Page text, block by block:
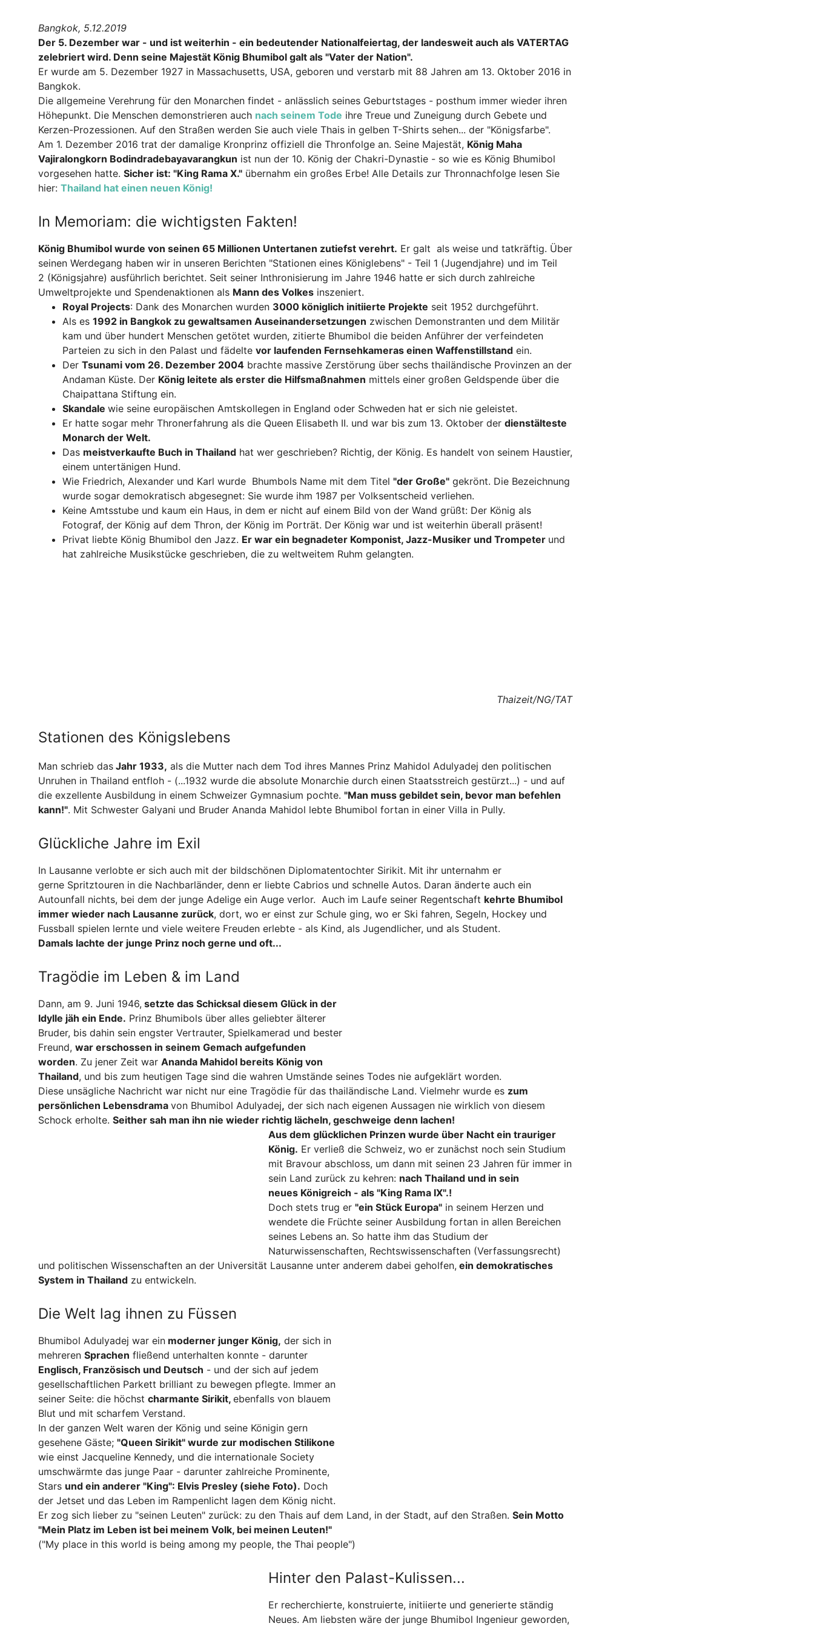
Bangkok, 5.12.2019
Der 5. Dezember war - und ist weiterhin - ein bedeutender Nationalfeiertag, der landesweit auch als VATERTAG
zelebriert wird. Denn seine Majestät König Bhumibol galt als "Vater der Nation".
Er wurde am 5. Dezember 1927 in Massachusetts, USA, geboren und verstarb mit 88 Jahren am 13. Oktober 2016 in
Bangkok.
Die allgemeine Verehrung für den Monarchen findet - anlässlich seines Geburtstages - posthum immer wieder ihren
Höhepunkt. Die Menschen demonstrieren auch nach seinem Tode ihre Treue und Zuneigung durch Gebete und
Kerzen-Prozessionen. Auf den Straßen werden Sie auch viele Thais in gelben T-Shirts sehen... der "Königsfarbe".
Am 1. Dezember 2016 trat der damalige Kronprinz offiziell die Thronfolge an. Seine Majestät, König Maha
Vajiralongkorn Bodindradebayavarangkun ist nun der 10. König der Chakri-Dynastie - so wie es König Bhumibol
vorgesehen hatte. Sicher ist: "King Rama X." übernahm ein großes Erbe! Alle Details zur Thronnachfolge lesen Sie
hier: Thailand hat einen neuen König!
In Memoriam: die wichtigsten Fakten!
König Bhumibol wurde von seinen 65 Millionen Untertanen zutiefst verehrt. Er galt als weise und tatkräftig. Über
seinen Werdegang haben wir in unseren Berichten "Stationen eines Königlebens" - Teil 1 (Jugendjahre) und im Teil
2 (Königsjahre) ausführlich berichtet. Seit seiner Inthronisierung im Jahre 1946 hatte er sich durch zahlreiche
Umweltprojekte und Spendenaktionen als Mann des Volkes inszeniert.
Royal Projects: Dank des Monarchen wurden 3000 königlich initiierte Projekte seit 1952 durchgeführt.
Als es 1992 in Bangkok zu gewaltsamen Auseinandersetzungen zwischen Demonstranten und dem Militär
kam und über hundert Menschen getötet wurden, zitierte Bhumibol die beiden Anführer der verfeindeten
Parteien zu sich in den Palast und fädelte vor laufenden Fernsehkameras einen Waffenstillstand ein.
Der Tsunami vom 26. Dezember 2004 brachte massive Zerstörung über sechs thailändische Provinzen an der
Andaman Küste. Der König leitete als erster die Hilfsmaßnahmen mittels einer großen Geldspende über die
Chaipattana Stiftung ein.
Skandale wie seine europäischen Amtskollegen in England oder Schweden hat er sich nie geleistet.
Er hatte sogar mehr Thronerfahrung als die Queen Elisabeth II. und war bis zum 13. Oktober der dienstälteste
Monarch der Welt.
Das meistverkaufte Buch in Thailand hat wer geschrieben? Richtig, der König. Es handelt von seinem Haustier,
einem untertänigen Hund.
Wie Friedrich, Alexander und Karl wurde Bhumbols Name mit dem Titel "der Große" gekrönt. Die Bezeichnung
wurde sogar demokratisch abgesegnet: Sie wurde ihm 1987 per Volksentscheid verliehen.
Keine Amtsstube und kaum ein Haus, in dem er nicht auf einem Bild von der Wand grüßt: Der König als
Fotograf, der König auf dem Thron, der König im Porträt. Der König war und ist weiterhin überall präsent!
Privat liebte König Bhumibol den Jazz. Er war ein begnadeter Komponist, Jazz-Musiker und Trompeter und
hat zahlreiche Musikstücke geschrieben, die zu weltweitem Ruhm gelangten.
Thaizeit/NG/TAT
Stationen des Königslebens
Man schrieb das Jahr 1933, als die Mutter nach dem Tod ihres Mannes Prinz Mahidol Adulyadej den politischen
Unruhen in Thailand entfloh - (...1932 wurde die absolute Monarchie durch einen Staatsstreich gestürzt...) - und auf
die exzellente Ausbildung in einem Schweizer Gymnasium pochte. "Man muss gebildet sein, bevor man befehlen
kann!". Mit Schwester Galyani und Bruder Ananda Mahidol lebte Bhumibol fortan in einer Villa in Pully.
Glückliche Jahre im Exil
In Lausanne verlobte er sich auch mit der bildschönen Diplomatentochter Sirikit. Mit ihr unternahm er
gerne Spritztouren in die Nachbarländer, denn er liebte Cabrios und schnelle Autos. Daran änderte auch ein
Autounfall nichts, bei dem der junge Adelige ein Auge verlor. Auch im Laufe seiner Regentschaft kehrte Bhumibol
immer wieder nach Lausanne zurück, dort, wo er einst zur Schule ging, wo er Ski fahren, Segeln, Hockey und
Fussball spielen lernte und viele weitere Freuden erlebte - als Kind, als Jugendlicher, und als Student.
Damals lachte der junge Prinz noch gerne und oft...
Tragödie im Leben & im Land
Dann, am 9. Juni 1946, setzte das Schicksal diesem Glück in der
Idylle jäh ein Ende. Prinz Bhumibols über alles geliebter älterer
Bruder, bis dahin sein engster Vertrauter, Spielkamerad und bester
Freund, war erschossen in seinem Gemach aufgefunden
worden. Zu jener Zeit war Ananda Mahidol bereits König von
Thailand, und bis zum heutigen Tage sind die wahren Umstände seines Todes nie aufgeklärt worden.
Diese unsägliche Nachricht war nicht nur eine Tragödie für das thailändische Land. Vielmehr wurde es zum
persönlichen Lebensdrama von Bhumibol Adulyadej, der sich nach eigenen Aussagen nie wirklich von diesem
Schock erholte. Seither sah man ihn nie wieder richtig lächeln, geschweige denn lachen!
Aus dem glücklichen Prinzen wurde über Nacht ein trauriger
König. Er verließ die Schweiz, wo er zunächst noch sein Studium
mit Bravour abschloss, um dann mit seinen 23 Jahren für immer in
sein Land zurück zu kehren: nach Thailand und in sein
neues Königreich - als "King Rama IX".!
Doch stets trug er "ein Stück Europa" in seinem Herzen und
wendete die Früchte seiner Ausbildung fortan in allen Bereichen
seines Lebens an. So hatte ihm das Studium der
Naturwissenschaften, Rechtswissenschaften (Verfassungsrecht)
und politischen Wissenschaften an der Universität Lausanne unter anderem dabei geholfen, ein demokratisches
System in Thailand zu entwickeln.
Die Welt lag ihnen zu Füssen
Bhumibol Adulyadej war ein moderner junger König, der sich in
mehreren Sprachen fließend unterhalten konnte - darunter
Englisch, Französisch und Deutsch - und der sich auf jedem
gesellschaftlichen Parkett brilliant zu bewegen pflegte. Immer an
seiner Seite: die höchst charmante Sirikit, ebenfalls von blauem
Blut und mit scharfem Verstand.
In der ganzen Welt waren der König und seine Königin gern
gesehene Gäste; "Queen Sirikit" wurde zur modischen Stilikone
wie einst Jacqueline Kennedy, und die internationale Society
umschwärmte das junge Paar - darunter zahlreiche Prominente,
Stars und ein anderer "King": Elvis Presley (siehe Foto). Doch
der Jetset und das Leben im Rampenlicht lagen dem König nicht.
Er zog sich lieber zu "seinen Leuten" zurück: zu den Thais auf dem Land, in der Stadt, auf den Straßen. Sein Motto
"Mein Platz im Leben ist bei meinem Volk, bei meinen Leuten!"
("My place in this world is being among my people, the Thai people")
Hinter den Palast-Kulissen...
Er recherchierte, konstruierte, initiierte und generierte ständig
Neues. Am liebsten wäre der junge Bhumibol Ingenieur geworden,